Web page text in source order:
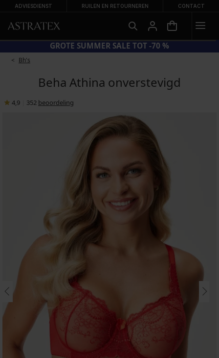
ADVIESDIENST RUILEN EN RETOURNEREN CONTACT
SUN20 = EXTRA −20% OP AFGEPRIJSDE BADMODE
Bh's
Beha Athina onverstevigd
4,9 352 beoordeling